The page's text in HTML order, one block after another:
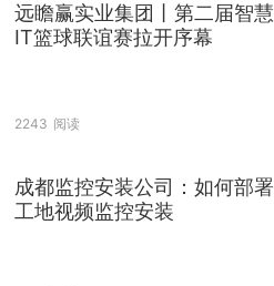
远瞻赢实业集团丨第二届智慧
IT篮球联谊赛拉开序幕
2243 阅读
成都监控安装公司：如何部署
工地视频监控安装